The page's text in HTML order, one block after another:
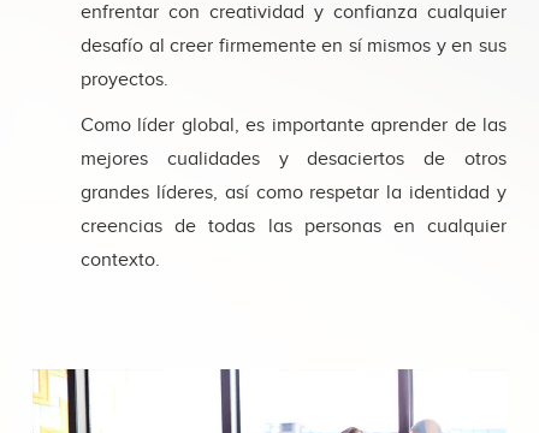
enfrentar con creatividad y confianza cualquier
desafío al creer firmemente en sí mismos y en sus
proyectos.
Como líder global, es importante aprender de las
mejores cualidades y desaciertos de otros
grandes líderes, así como respetar la identidad y
creencias de todas las personas en cualquier
contexto.